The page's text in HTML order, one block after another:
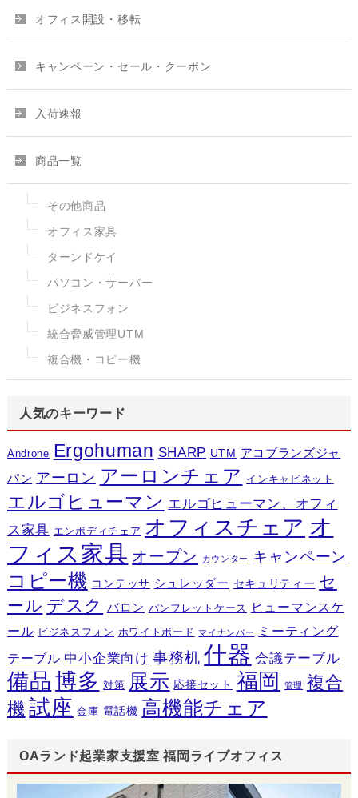
オフィス開設・移転
キャンペーン・セール・クーポン
入荷速報
商品一覧
その他商品
オフィス家具
ターンドケイ
パソコン・サーバー
ビジネスフォン
統合脅威管理UTM
複合機・コピー機
人気のキーワード
Androne Ergohuman SHARP UTM アコブランズジャ
パン アーロン アーロンチェア インキャビネット
エルゴヒューマン エルゴヒューマン、オフィ
ス家具 エンボディチェア オフィスチェア オ
フィス家具 オープン カウンター キャンペーン
コピー機 コンテッサ シュレッダー セキュリティー セ
ール デスク バロン パンフレットケース
ヒューマンスケ
ール ビジネスフォン ホワイトボード マイナンバー
ミーティング
テーブル 中小企業向け 事務机 什器 会議テーブル
備品 博多 対策 展示 応接セット 福岡 管理 複合
機 試座 金庫 電話機 高機能チェア
OAランド起業家支援室 福岡ライブオフィス